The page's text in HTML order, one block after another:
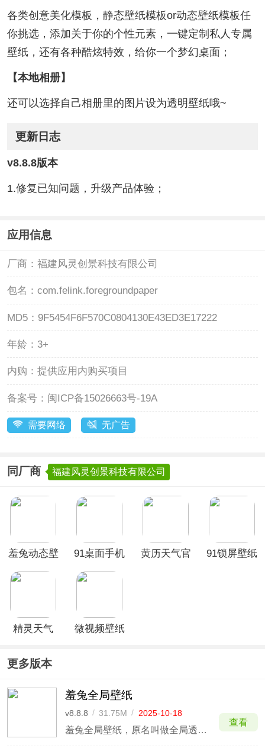
各类创意美化模板，静态壁纸模板or动态壁纸模板任
你挑选，添加关于你的个性元素，一键定制私人专属
壁纸，还有各种酷炫特效，给你一个梦幻桌面；
【本地相册】
还可以选择自己相册里的图片设为透明壁纸哦~
更新日志
v8.8.8版本
1.修复已知问题，升级产品体验；
应用信息
厂商： 福建风灵创景科技有限公司
包名： com.felink.foregroundpaper
MD5： 9F5454F6F570C0804130E43ED3E17222
年龄： 3+
内购： 提供应用内购买项目
备案号： 闽ICP备15026663号-19A
需要网络 无广告
同厂商 福建风灵创景科技有限公司
羞兔动态壁
91桌面手机
黄历天气官
91锁屏壁纸
精灵天气
微视频壁纸
更多版本
羞兔全局壁纸
v8.8.8 / 31.75M / 2025-10-18
羞兔全局壁纸，原名叫做全局透明壁纸，是一款十分方便好用的手机桌面壁纸工具。和一般的壁纸软件不同的是，羞兔全局壁纸采用的是全局模式，换句话说就是利用该软件设置的壁纸将不仅仅在桌面显示，还可以在无论哪个应用界面都可以完美的显示你的壁纸。
查看